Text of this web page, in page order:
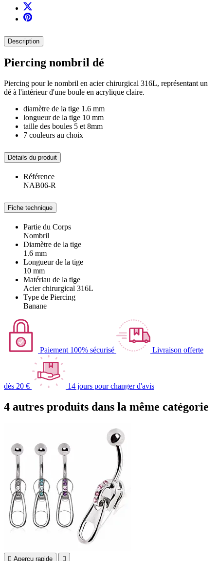
Description
Piercing nombril dé
Piercing pour le nombril en acier chirurgical 316L, représentant un
dé à l'intérieur d'une boule en acrylique claire.
diamètre de la tige 1.6 mm
longueur de la tige 10 mm
taille des boules 5 et 8mm
7 couleurs au choix
Détails du produit
Référence
NAB06-R
Fiche technique
Partie du Corps
Nombril
Diamètre de la tige
1.6 mm
Longueur de la tige
10 mm
Matériau de la tige
Acier chirurgical 316L
Type de Piercing
Banane
Paiement 100% sécurisé Livraison offerte
dès 20 € 14 jours pour changer d'avis
4 autres produits dans la même catégorie
 Aperçu rapide 